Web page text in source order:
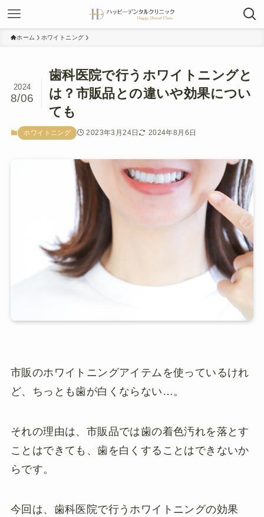
ホーム ホワイトニング
歯科医院で行うホワイトニングと
は？市販品との違いや効果につい
ても
2024
8/06
ホワイトニング 2023年3月24日 2024年8月6日
市販のホワイトニングアイテムを使っているけれ
ど、ちっとも歯が白くならない…。
それの理由は、市販品では歯の着色汚れを落とす
ことはできても、歯を白くすることはできないか
らです。
今回は、歯科医院で行うホワイトニングの効果